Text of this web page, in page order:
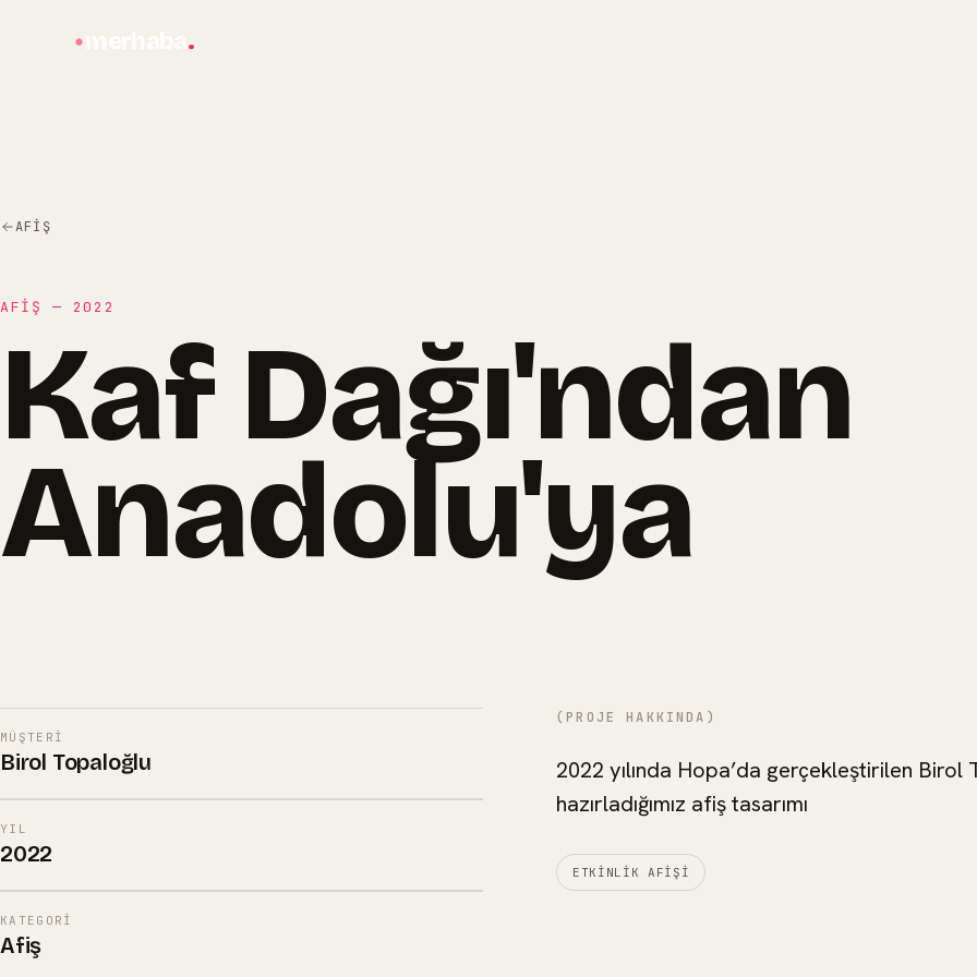
.
bilgi@merhabagrafik.com · Hopa / Artvin
AFIŞ
AFIŞ — 2022
Kaf Dağı'ndan
Anadolu'ya
MÜŞTERI
Birol Topaloğlu
YIL
2022
KATEGORI
Afiş
(PROJE HAKKINDA)
2022 yılında Hopa’da gerçekleştirilen Birol
hazırladığımız afiş tasarımı
ETKINLIK AFIŞI